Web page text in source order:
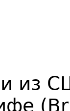
из